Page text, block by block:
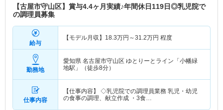
【古屋市守山区】賞与4.4ヶ月実績♪年間休日119日◎乳児院で
の調理員募集
給与
【モデル月収】 18.3万円～31.2万円 程度
勤務地
愛知県 名古屋市守山区 ゆとりーとライン「小幡緑
地駅」（徒歩8分）
仕事内容
【仕事内容】 ◇乳児院での調理員業務 乳児・幼児
の食事の調理、献立作成 ・3食…